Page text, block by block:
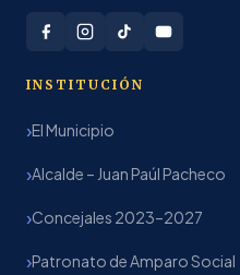
INSTITUCIÓN
El Municipio
Alcalde – Juan Paúl Pacheco
Concejales 2023–2027
Patronato de Amparo Social